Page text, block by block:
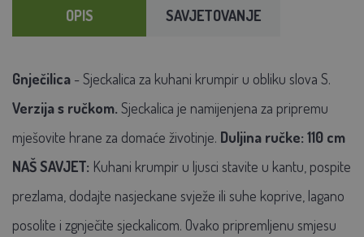
OPIS SAVJETOVANJE
Gnječilica - Sjeckalica za kuhani krumpir u obliku slova S.
Verzija s ručkom. Sjeckalica je namijenjena za pripremu
mješovite hrane za domaće životinje. Duljina ručke: 110 cm
NAŠ SAVJET: Kuhani krumpir u ljusci stavite u kantu, pospite
prezlama, dodajte nasjeckane svježe ili suhe koprive, lagano
posolite i zgnječite sjeckalicom. Ovako pripremljenu smjesu